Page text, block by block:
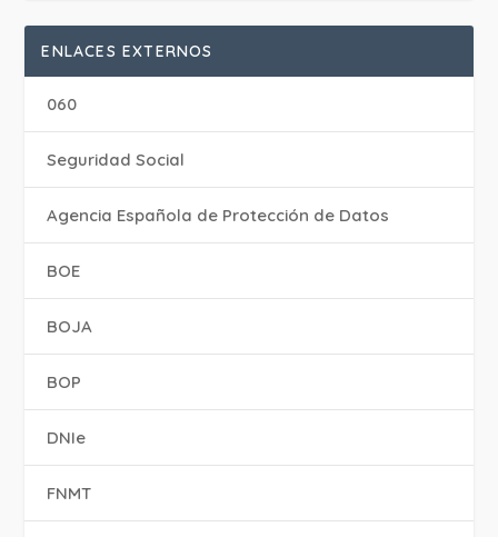
ENLACES EXTERNOS
060
Seguridad Social
Agencia Española de Protección de Datos
BOE
BOJA
BOP
DNIe
FNMT